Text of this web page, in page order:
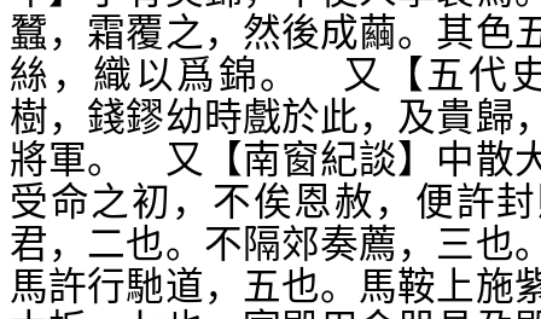
蠶，霜覆之，然後成繭。其色
絲，織以爲錦。 又【五代
樹，錢鏐幼時戲於此，及貴歸
將軍。 又【南窗紀談】中散
受命之初，不俟恩赦，便許
君，二也。不隔郊奏薦，三也
馬許行馳道，五也。馬鞍上施